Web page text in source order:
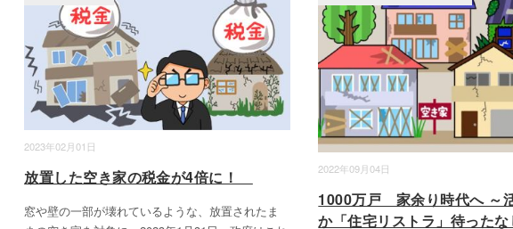
2023年02月01日
放置した空き家の税金が4倍に！
窓や壁の一部が壊れているような、放置されたま
2022年09月04日
1000万戸 家余り時代へ ～
か「住宅リストラ」待ったな